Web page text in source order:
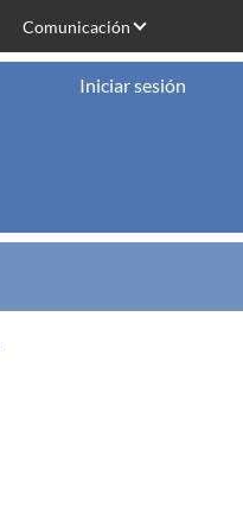
Comunicación
Iniciar sesión